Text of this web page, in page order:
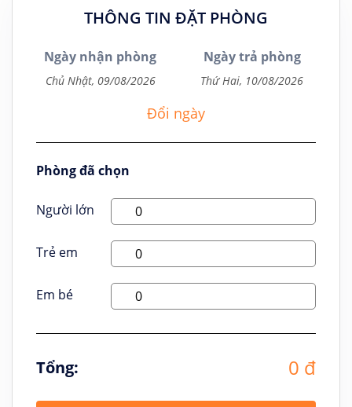
THÔNG TIN ĐẶT PHÒNG
Ngày nhận phòng Ngày trả phòng
Đổi ngày
Phòng đã chọn
Người lớn
Trẻ em
Em bé
Tổng: 0 đ